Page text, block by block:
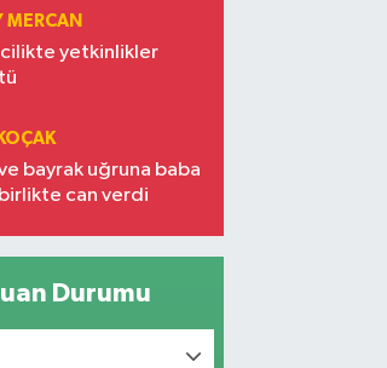
yükselen gücü
MERCAN
yetkinlikler
bayrak uğruna baba
can verdi
Durumu